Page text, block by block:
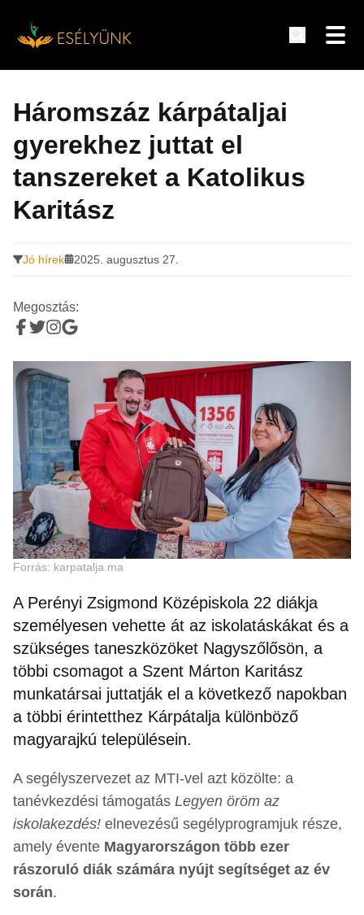
tartalomra
Háromszáz kárpátaljai
gyerekhez juttat el
tanszereket a Katolikus
Karitász
Jó hírek 2025. augusztus 27.
Megosztás:
Forrás: karpatalja.ma
A Perényi Zsigmond Középiskola 22 diákja
személyesen vehette át az iskolatáskákat és a
szükséges taneszközöket Nagyszőlősön, a
többi csomagot a Szent Márton Karitász
munkatársai juttatják el a következő napokban
a többi érintetthez Kárpátalja különböző
magyarajkú településein.
A segélyszervezet az MTI-vel azt közölte: a
tanévkezdési támogatás Legyen öröm az
iskolakezdés! elnevezésű segélyprogramjuk része,
amely évente Magyarországon több ezer
rászoruló diák számára nyújt segítséget az év
során.